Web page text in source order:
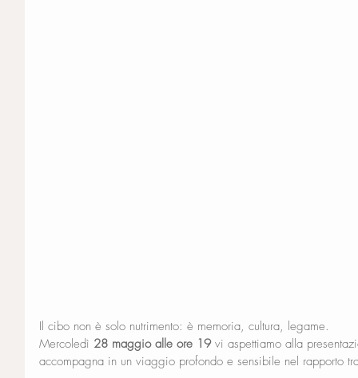
Il cibo non è solo nutrimento: è memoria, cultura, legame.
Mercoledì 28 maggio alle ore 19 vi aspettiamo alla
accompagna in un viaggio profondo e sensibile nel rapporto